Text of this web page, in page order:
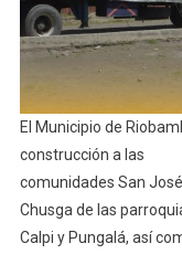
De
En
El Municipio de
construcción a las
comunidades San
Chusga de las
Calpi y Pungalá, así